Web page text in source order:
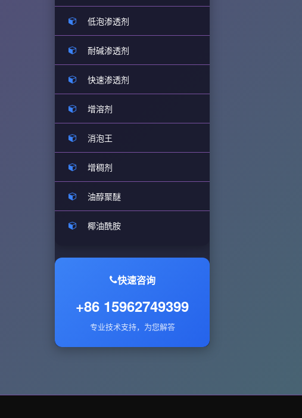
低泡渗透剂
耐碱渗透剂
快速渗透剂
增溶剂
消泡王
增稠剂
油醇聚醚
椰油酰胺
快速咨询
+86 15962749399
专业技术支持，为您解答